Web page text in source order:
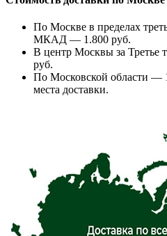
По Москве в пределах
МКАД — 1.800 руб.
В центр Москвы за Третье
руб.
По Московской области —
места доставки.